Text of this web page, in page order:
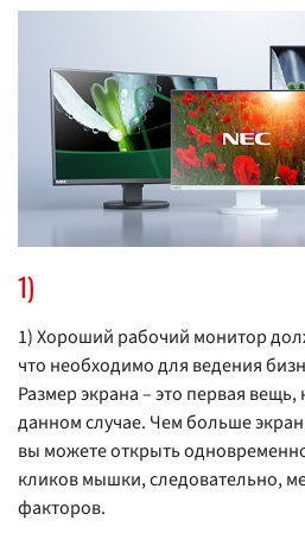
1)
1) Хороший рабочий монитор
что необходимо для ведения
Размер экрана – это первая вещь,
данном случае. Чем больше
вы можете открыть
кликов мышки, следовательно,
факторов.